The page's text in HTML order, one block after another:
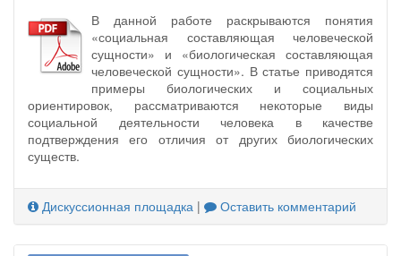
В данной работе раскрываются понятия
«социальная составляющая человеческой
сущности» и «биологическая составляющая
человеческой сущности». В статье приводятся
примеры биологических и социальных
ориентировок, рассматриваются некоторые виды
социальной деятельности человека в качестве
подтверждения его отличия от других биологических
существ.
Дискуссионная площадка | Оставить комментарий